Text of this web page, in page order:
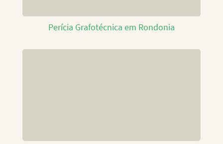
Perícia Grafotécnica em Rondonia